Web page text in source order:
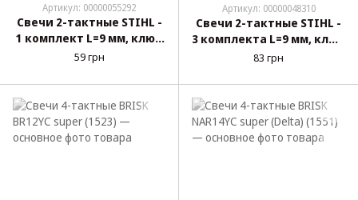
Артикул: 00000055292
Свечи 2-тактные STIHL -
1 комплект L=9 мм, ключ
19 (WS7F) 7016
59 грн
Артикул: 00000048310
Свечи 2-тактные STIHL -
3 комплекта L=9 мм, ключ
19 (WSR6F) (10 шт/уп)
83 грн